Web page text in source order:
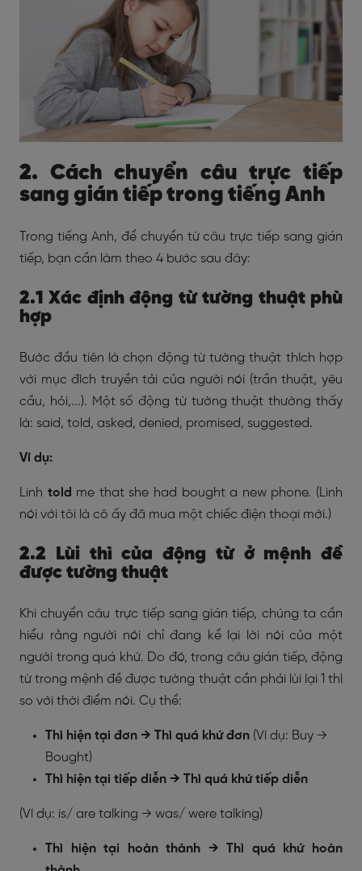
2. Cách chuyển câu trực tiếp
sang gián tiếp trong tiếng Anh
Trong tiếng Anh, để chuyển từ câu trực tiếp sang gián
tiếp, bạn cần làm theo 4 bước sau đây:
2.1 Xác định động từ tường thuật phù
hợp
Bước đầu tiên là chọn động từ tường thuật thích hợp
với mục đích truyền tải của người nói (trần thuật, yêu
cầu, hỏi,...). Một số động từ tường thuật thường thấy
là: said, told, asked, denied, promised, suggested.
Ví dụ:
Linh told me that she had bought a new phone. (Linh
nói với tôi là cô ấy đã mua một chiếc điện thoại mới.)
2.2 Lùi thì của động từ ở mệnh đề
được tường thuật
Khi chuyển câu trực tiếp sang gián tiếp, chúng ta cần
hiểu rằng người nói chỉ đang kể lại lời nói của một
người trong quá khứ. Do đó, trong câu gián tiếp, động
từ trong mệnh đề được tường thuật cần phải lùi lại 1 thì
so với thời điểm nói. Cụ thể:
Thì hiện tại đơn → Thì quá khứ đơn (Ví dụ: Buy →
Bought)
Thì hiện tại tiếp diễn → Thì quá khứ tiếp diễn
(Ví dụ: is/ are talking → was/ were talking)
Thì hiện tại hoàn thành → Thì quá khứ hoàn